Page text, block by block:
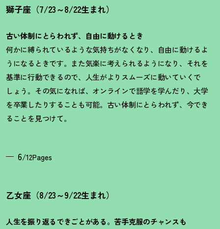
獅子座（7/23～8/22生まれ）
古い体制にとらわれず、自由に動けるとき
何かに縛られているような気持ちがなくなり、自由に動けるよ
うになるときです。また気楽に考えられるようになり、それを
基準に行動できるので、人生がよりスムーズに動いていくで
しょう。その気になれば、オンラインで語学を学んだり、大学
を卒業したりすることも可能。古い体制にとらわれず、今でき
ることを見つけて。
6/12Pages
乙女座（8/23～9/22生まれ）
人生を振り返るできごとがある。苦手克服のチャンスも